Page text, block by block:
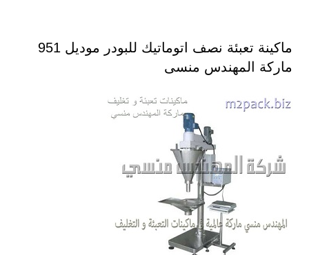
ماكينة تعبئة نصف اتوماتيك للبودر موديل 951
ماركة المهندس منسى